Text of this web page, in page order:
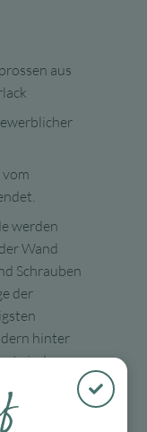
aus
werden
Wand
Schrauben
der
hinter
sind.
geeignet
die